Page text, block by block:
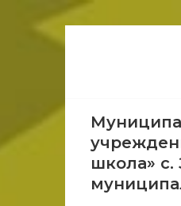
школа» с.